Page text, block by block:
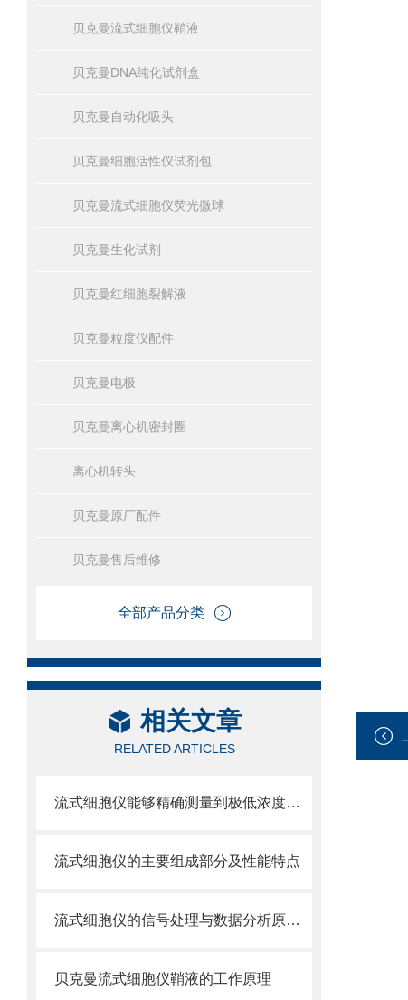
贝克曼流式细胞仪鞘液
贝克曼DNA纯化试剂盒
贝克曼自动化吸头
贝克曼细胞活性仪试剂包
贝克曼流式细胞仪荧光微球
贝克曼生化试剂
贝克曼红细胞裂解液
贝克曼粒度仪配件
贝克曼电极
贝克曼离心机密封圈
离心机转头
贝克曼原厂配件
贝克曼售后维修
全部产品分类
相关文章
RELATED ARTICLES
流式细胞仪能够精确测量到极低浓度的标记物
流式细胞仪的主要组成部分及性能特点
流式细胞仪的信号处理与数据分析原理分析
贝克曼流式细胞仪鞘液的工作原理